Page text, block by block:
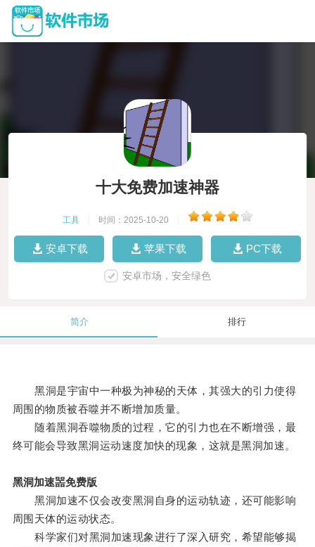
十大免费加速神器
工具 时间：2025-10-20
安卓下载 苹果下载 PC下载
安卓市场，安全绿色
简介 排行
黑洞是宇宙中一种极为神秘的天体，其强大的引力使得
周围的物质被吞噬并不断增加质量。
随着黑洞吞噬物质的过程，它的引力也在不断增强，最
终可能会导致黑洞运动速度加快的现象，这就是黑洞加速。
黑洞加速噐免费版
黑洞加速不仅会改变黑洞自身的运动轨迹，还可能影响
周围天体的运动状态。
科学家们对黑洞加速现象进行了深入研究，希望能够揭